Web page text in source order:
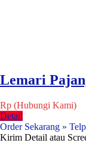
Lemari
Rp (Hubungi Kami)
Detail
Order Sekarang »
Kirim Detail atau